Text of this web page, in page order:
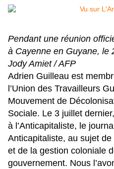
Pendant une réunion
à Cayenne en Guyane, le
Jody Amiet / AFP
Adrien Guilleau est
l’Union des Travailleurs
Mouvement de
Sociale. Le 3 juillet
à l’Anticapitaliste, le
Anticapitaliste, au sujet
et de la gestion coloniale
gouvernement. Nous